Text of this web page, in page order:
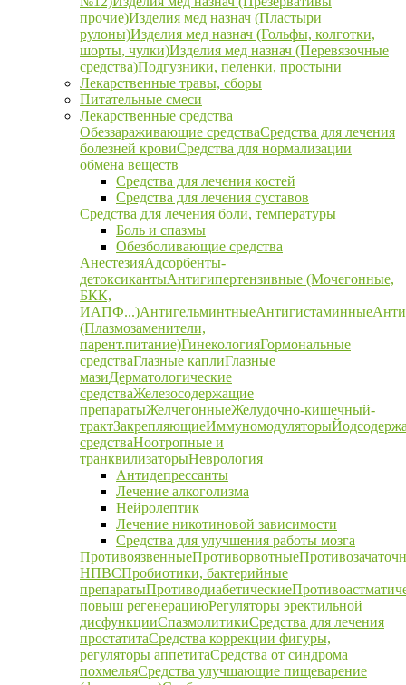
прочие)Изделия мед назнач (Пластыри
рулоны)Изделия мед назнач (Гольфы, колготки,
шорты, чулки)Изделия мед назнач (Перевязочные
средства)Подгузники, пеленки, простыни
Лекарственные травы, сборы
Питательные смеси
Лекарственные средства
Обеззараживающие средстваСредства для лечения
болезней кровиСредства для нормализации
обмена веществ
Средства для лечения костей
Средства для лечения суставов
Средства для лечения боли, температуры
Боль и спазмы
Обезболивающие средства
АнестезияАдсорбенты-
детоксикантыАнтигипертензивные (Мочегонные,
БКК,
ИАПФ...)АнтигельминтныеАнтигистаминные
(Плазмозаменители,
парент.питание)ГинекологияГормональные
средстваГлазные каплиГлазные
мазиДерматологические
средстваЖелезосодержащие
препаратыЖелчегонныеЖелудочно-кишечный-
трактЗакрепляющиеИммуномодуляторы
средстваНоотропные и
транквилизаторыНеврология
Антидепрессанты
Лечение алкоголизма
Нейролептик
Лечение никотиновой зависимости
Средства для улучшения работы мозга
ПротивоязвенныеПротиворвотные
НПВСПробиотики, бактерийные
препаратыПротиводиабетические
повыш регенерациюРегуляторы эректильной
дисфункцииСпазмолитикиСредства для лечения
простатитаСредства коррекции фигуры,
регуляторы аппетитаСредства от синдрома
похмельяСредства улучшающие пищеварение